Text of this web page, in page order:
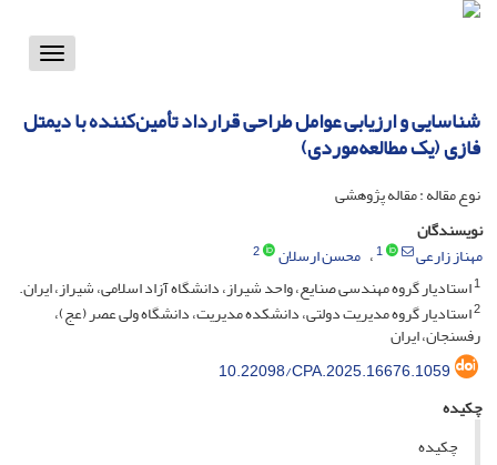
Toggle
شناسایی و ارزیابی عوامل طراحی قرارداد تأمین‌کننده با دیمتل
فازی (یک مطالعه‌موردی)
نوع مقاله : مقاله پژوهشی
نویسندگان
مهناز زارعی
1 محسن ارسلان
2
1استادیار گروه مهندسی صنایع، واحد شیراز، دانشگاه آزاد اسلامی، شیراز، ایران.
2استادیار گروه مدیریت دولتی، دانشکده مدیریت، دانشگاه ولی عصر (عج)،
رفسنجان، ایران
10.22098/CPA.2025.16676.1059
چکیده
چکیده